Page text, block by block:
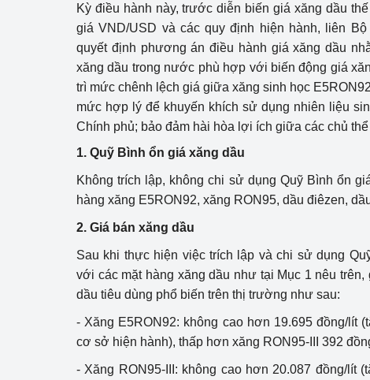
Xúc tiến thương mại
Thị trường nước ngoài
Thị trường trong nước
Ngành Công Thương
Đại hội XIV của Đảng
Phát triển công nghiệp
Phát triển năng lượng
Kỳ điều hành này, trước diễn biến giá xăng dầu
giá VND/USD và các quy định hiện hành, liên
quyết định phương án điều hành giá xăng dầu
xăng dầu trong nước phù hợp với biến động giá
trì mức chênh lệch giá giữa xăng sinh học
mức hợp lý để khuyến khích sử dụng nhiên liệu
Chính phủ; bảo đảm hài hòa lợi ích giữa các chủ
1. Quỹ Bình ổn giá xăng dầu
Không trích lập, không chi sử dụng Quỹ Bình ổn
hàng xăng E5RON92, xăng RON95, dầu điêzen,
2. Giá bán xăng dầu
Sau khi thực hiện việc trích lập và chi sử dụng
với các mặt hàng xăng dầu như tại Mục 1 nêu trên,
dầu tiêu dùng phổ biến trên thị trường như sau:
- Xăng E5RON92: không cao hơn 19.695 đồng/lít
cơ sở hiện hành), thấp hơn xăng RON95-III 392
- Xăng RON95-III: không cao hơn 20.087 đồng/lít